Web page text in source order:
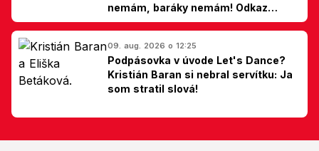
nemám, baráky nemám! Odkaz
Slovákom
09. aug. 2026 o 12:25
Podpásovka v úvode Let's Dance?
Kristián Baran si nebral servítku: Ja
som stratil slová!